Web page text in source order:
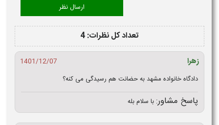
تعداد کل نظرات: 4
زهرا
1401/12/07
دادگاه خانواده مشهد به حضانت هم رسیدگی می کنه؟
پاسخ مشاور: با سلام بله